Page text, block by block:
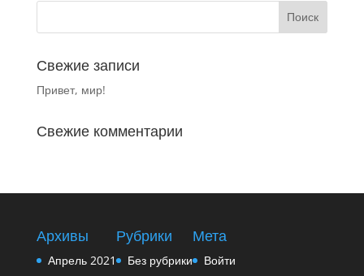
Свежие записи
Привет, мир!
Свежие комментарии
Архивы
Апрель 2021
Рубрики
Без рубрики
Мета
Войти